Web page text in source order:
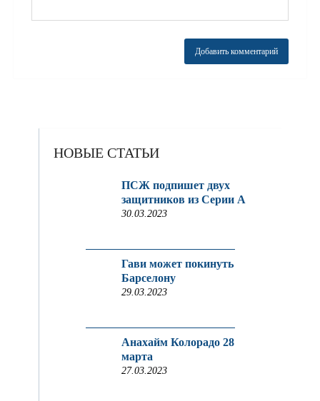
НОВЫЕ СТАТЬИ
ПСЖ подпишет двух
защитников из Серии A
30.03.2023
Гави может покинуть
Барселону
29.03.2023
Анахайм Колорадо 28
марта
27.03.2023